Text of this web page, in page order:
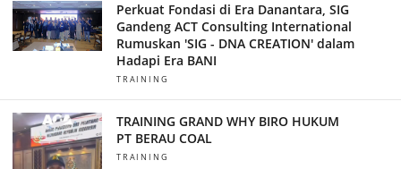
Perkuat Fondasi di Era Danantara, SIG
Gandeng ACT Consulting International
Rumuskan 'SIG - DNA CREATION' dalam
Hadapi Era BANI
TRAINING
TRAINING GRAND WHY BIRO HUKUM
PT BERAU COAL
TRAINING